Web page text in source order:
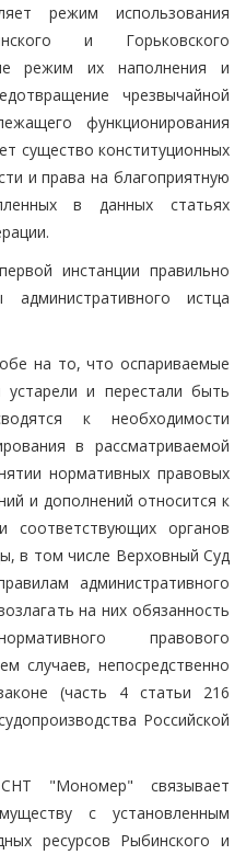
режим использования
и Горьковского
режим их наполнения и
чрезвычайной
функционирования
существо конституционных
и права на благоприятную
в данных статьях
инстанции правильно
истца
на то, что оспариваемые
и перестали быть
к необходимости
в рассматриваемой
нормативных правовых
и дополнений относится к
соответствующих органов
в том числе Верховный Суд
административного
на них обязанность
правового
случаев, непосредственно
(часть 4 статьи 216
Российской
"Мономер" связывает
с установленным
ресурсов Рыбинского и